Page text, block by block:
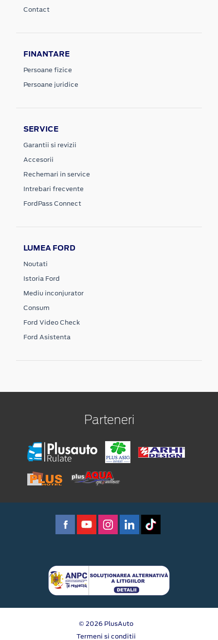
Contact
FINANTARE
Persoane fizice
Persoane juridice
SERVICE
Garantii si revizii
Accesorii
Rechemari in service
Intrebari frecvente
FordPass Connect
LUMEA FORD
Noutati
Istoria Ford
Mediu inconjurator
Consum
Ford Video Check
Ford Asistenta
Parteneri
© 2026 PlusAuto
Termeni si conditii